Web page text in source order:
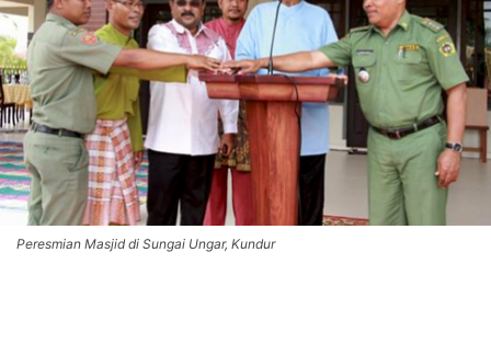
Peresmian Masjid di Sungai Ungar, Kundur